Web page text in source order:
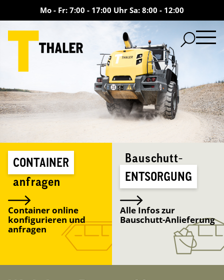
Mo - Fr: 7:00 - 17:00 Uhr Sa: 8:00 - 12:00
CONTAINER
anfragen
Container online
konfigurieren und
anfragen
ENTSORGUNG
Bauschutt-
Alle Infos zur
Bauschutt-Anlieferung